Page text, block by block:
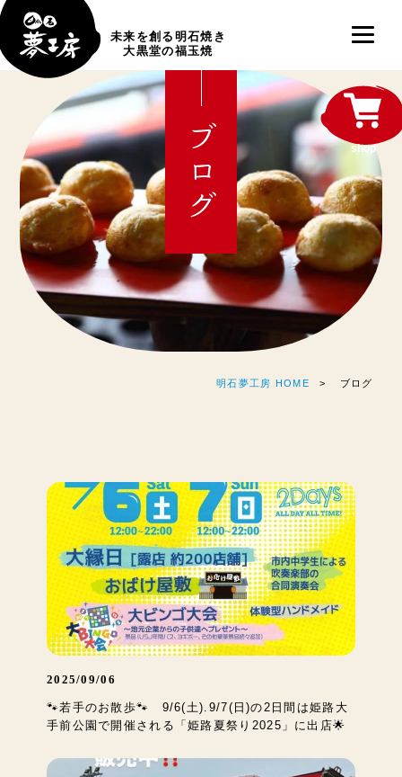
未来を創る明石焼き
大黒堂の福玉焼
ブログ
明石夢工房 HOME ブログ
2025/09/06
🐾若手のお散歩🐾 9/6(土).9/7(日)の2日間は姫路大
手前公園で開催される「姫路夏祭り2025」に出店🌟
shop